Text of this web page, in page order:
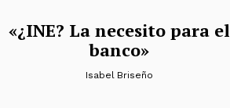
«¿INE? La necesito para el
banco»
Isabel Briseño